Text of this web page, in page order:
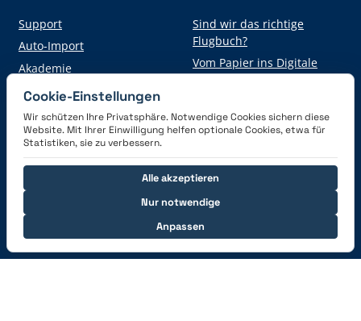
Support
Auto-Import
Akademie
Sind wir das richtige
Flugbuch?
Vom Papier ins Digitale
Hol dir die App
Verbinde dich mit uns
Cookie-Einstellungen
Wir schützen Ihre Privatsphäre. Notwendige Cookies sichern diese
Website. Mit Ihrer Einwilligung helfen optionale Cookies, etwa für
Statistiken, sie zu verbessern.
Nur notwendige
Anpassen
Alle akzeptieren